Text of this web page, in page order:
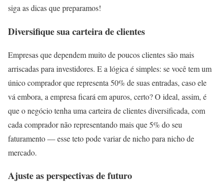
siga as dicas que preparamos!
Diversifique sua carteira de clientes
Empresas que dependem muito de poucos clientes são mais
arriscadas para investidores. E a lógica é simples: se você tem um
único comprador que representa 50% de suas entradas, caso ele
vá embora, a empresa ficará em apuros, certo? O ideal, assim, é
que o negócio tenha uma carteira de clientes diversificada, com
cada comprador não representando mais que 5% do seu
faturamento — esse teto pode variar de nicho para nicho de
mercado.
Ajuste as perspectivas de futuro